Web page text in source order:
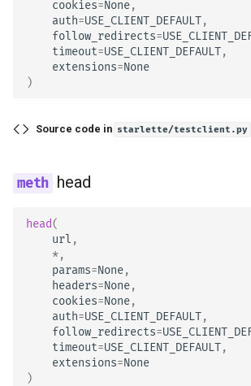
cookies=None,
auth=USE_CLIENT_DEFAULT,
follow_redirects=
timeout=USE_CLIENT_DEFAULT,
extensions=None
)
Source code in starlette/testclient.py
head
head(
url ,
*,
params=None,
headers=None,
cookies=None,
auth=USE_CLIENT_DEFAULT,
follow_redirects=
timeout=USE_CLIENT_DEFAULT,
extensions=None
)